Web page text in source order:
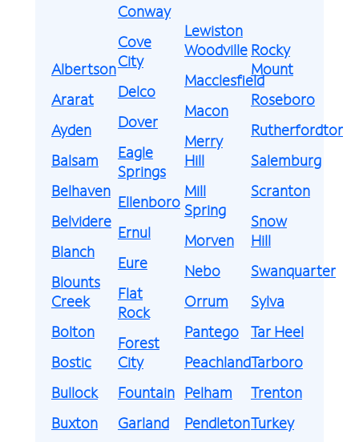
Albertson
Ararat
Ayden
Balsam
Belhaven
Belvidere
Blanch
Blounts
Creek
Bolton
Bostic
Bullock
Buxton
Conway
Cove
City
Delco
Dover
Eagle
Springs
Ellenboro
Ernul
Eure
Flat
Rock
Forest
City
Fountain
Garland
Lewiston
Woodville
Macclesfield
Macon
Merry
Hill
Mill
Spring
Morven
Nebo
Orrum
Pantego
Peachland
Pelham
Pendleton
Rocky
Mount
Roseboro
Rutherfordton
Salemburg
Scranton
Snow
Hill
Swanquarter
Sylva
Tar Heel
Tarboro
Trenton
Turkey